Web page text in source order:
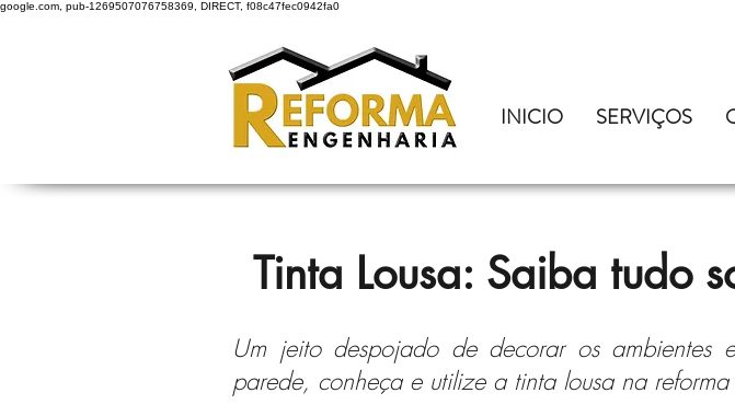
google.com, pub-1269507076758369, DIRECT, f08c47fec0942fa0
INICIO SERVIÇOS
Tinta Lousa: Saiba tudo
Um jeito despojado de decorar os ambientes
parede, conheça e utilize a tinta lousa na